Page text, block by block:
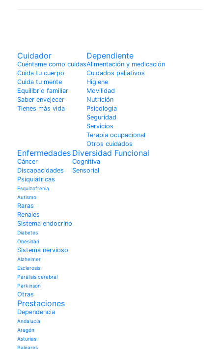
Cuidador
Cuéntame como cuidas
Cuida tu cuerpo
Cuida tu mente
Equilibrio familiar
Saber envejecer
Tienes más vida
Dependiente
Alimentación y medicación
Cuidados paliativos
Higiene
Movilidad
Nutrición
Psicologia
Seguridad
Servicios
Terapia ocupacional
Otros cuidados
Enfermedades
Cáncer
Discapacidades
Psiquiátricas
Esquizofrenia
Autismo
Raras
Renales
Sistema endocrino
Diabetes
Obesidad
Sistema nervioso
Alzheimer
Esclerosis
Parálisis cerebral
Parkinson
Otras
Diversidad Funcional
Cognitiva
Sensorial
Prestaciones
Dependencia
Andalucía
Aragón
Asturias
Baleares